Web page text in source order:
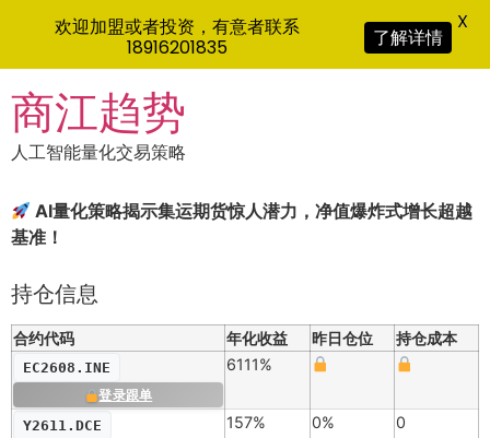
to
content
商江趋势
人工智能量化交易策略
AI量化策略揭示集运期货惊人潜力，净值爆炸式增长超越
基准！
持仓信息
合约代码 年化收益 昨日仓位 持仓成本
EC2608.INE
登录跟单
6111%
Y2611.DCE
157% 0% 0
欢迎加盟或者投资，有意者联系
18916201835
了解详情
X